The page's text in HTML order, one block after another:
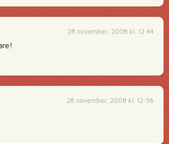
28 november, 2008 kl. 12:44
28 november, 2008 kl. 12:56